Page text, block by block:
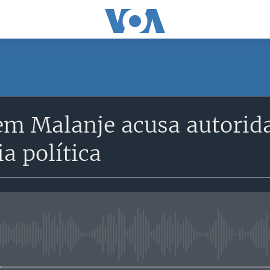
Malanje acusa
política